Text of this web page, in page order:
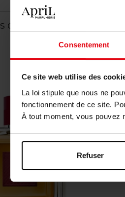
Consentement
Ce site web utilise des
La loi stipule que nous ne
fonctionnement de ce site.
À tout moment, vous pouvez
Refuser
client